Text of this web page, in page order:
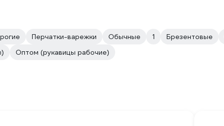
Перчатки-варежки Обычные 1 Брезентовые
Оптом (рукавицы рабочие)